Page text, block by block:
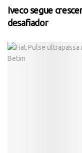
Iveco segue
desafiador